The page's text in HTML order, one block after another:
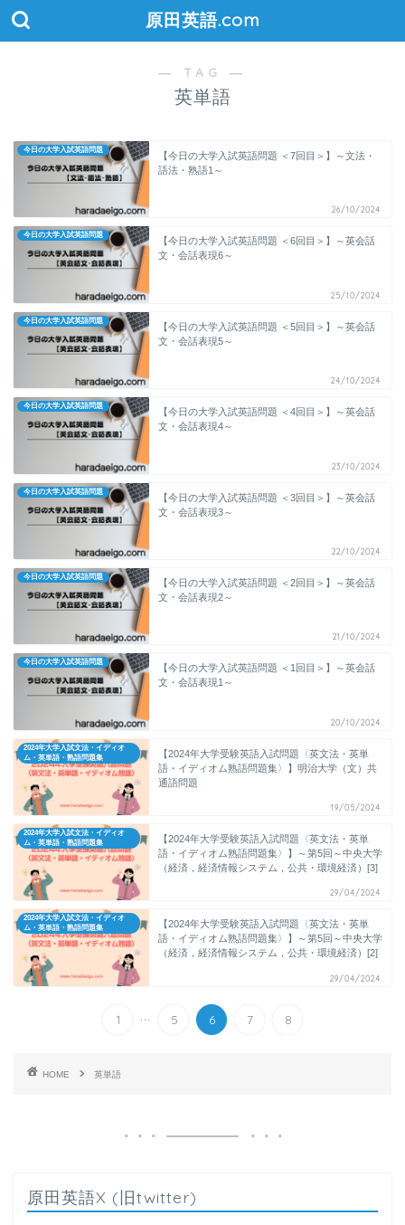
原田英語.com
― TAG ―
英単語
今日の大学入試英語問題
【今日の大学入試英語問題 ＜7回目＞】～文法・
語法・熟語1～
26/10/2024
今日の大学入試英語問題
【今日の大学入試英語問題 ＜6回目＞】～英会話
文・会話表現6～
25/10/2024
今日の大学入試英語問題
【今日の大学入試英語問題 ＜5回目＞】～英会話
文・会話表現5～
24/10/2024
今日の大学入試英語問題
【今日の大学入試英語問題 ＜4回目＞】～英会話
文・会話表現4～
23/10/2024
今日の大学入試英語問題
【今日の大学入試英語問題 ＜3回目＞】～英会話
文・会話表現3～
22/10/2024
今日の大学入試英語問題
【今日の大学入試英語問題 ＜2回目＞】～英会話
文・会話表現2～
21/10/2024
今日の大学入試英語問題
【今日の大学入試英語問題 ＜1回目＞】～英会話
文・会話表現1～
20/10/2024
2024年大学入試文法・イディオ
ム・英単語・熟語問題集
【2024年大学受験英語入試問題〈英文法・英単
語・イディオム熟語問題集〉】明治大学（文）共
通語問題
19/05/2024
2024年大学入試文法・イディオ
ム・英単語・熟語問題集
【2024年大学受験英語入試問題〈英文法・英単
語・イディオム熟語問題集〉】～第5回～中央大学
（経済，経済情報システム，公共・環境経済）[3]
29/04/2024
2024年大学入試文法・イディオ
ム・英単語・熟語問題集
【2024年大学受験英語入試問題〈英文法・英単
語・イディオム熟語問題集〉】～第5回～中央大学
（経済，経済情報システム，公共・環境経済）[2]
29/04/2024
1 ... 5 6 7 8
HOME 英単語
原田英語X (旧twitter)